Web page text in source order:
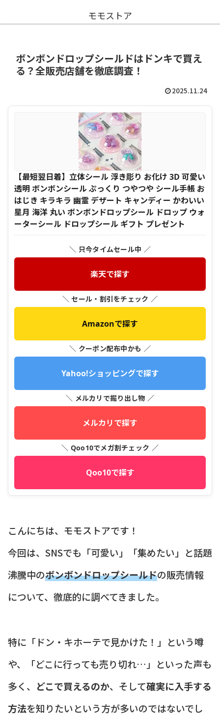
モモストア
ボンボンドロップシールドはドンキで買え
る？全販売店舗を徹底調査！
2025.11.24
【最短翌日着】立体シール 浮き彫り お化け 3D 可愛い
透明 ボンボンシール ぷっくり つやつや シール手帳 お
はじき キラキラ 幽霊 デザート キャンディー かわいい
星月 海洋 丸い ボンボンドロップシール ドロップ ウォ
ーターシール ドロップシール ギフト プレゼント
＼ 只今タイムセール中 ／
楽天で探す
＼ セール・割引をチェック ／
Amazonで探す
＼ クーポン配布中かも ／
Yahoo!ショッピングで探す
＼ メルカリで掘り出し物 ／
メルカリで探す
＼ Qoo10でメガ割チェック ／
Qoo10で探す
こんにちは、モモストアです！
今回は、SNSでも「可愛い」「集めたい」と話題
沸騰中のボンボンドロップシールドの販売情報
について、徹底的に調べてきました。
特に「ドン・キホーテで見かけた！」という噂
や、「どこに行っても売り切れ…」といった声も
多く、 どこで買えるのか、そして確実に入手する
方法を知りたいという方が多いのではないでし